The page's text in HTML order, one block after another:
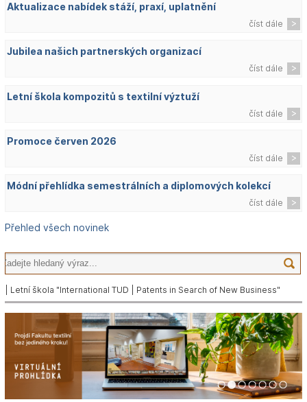
Aktualizace nabídek stáží, praxí, uplatnění
číst dále
Jubilea našich partnerských organizací
číst dále
Letní škola kompozitů s textilní výztuží
číst dále
Promoce červen 2026
číst dále
Módní přehlídka semestrálních a diplomových kolekcí
číst dále
Přehled všech novinek
| Letní škola "International TUD | Patents in Search of New Business"
1 2 3 4 5 6 7